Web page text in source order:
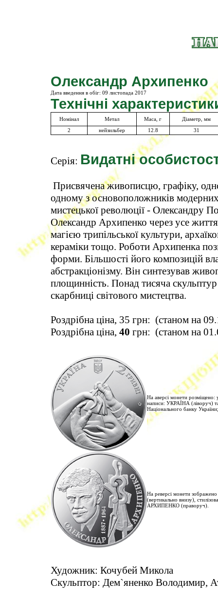
Олександр Архипенко
Дата введення в обіг: 09 листопада 2017
Технічні
Номінал Метал Маса, г
Діаметр, мм
2
нейзильбер 12.8 31
Серія: Видатні
Присвячена живописцю, графіку,
одному з основоположників
мистецької революції - Олександру
Олександр Архипенко через усе життя
магією трипільської культури,
кераміки тощо. Роботи Архипенка
форми. Більшості його композицій
абстракціонізму. Він синтезував
площинність. Понад тисяча
скарбниці світового мистецтва.
Роздрібна ціна, 35 грн: (станом на
Роздрібна ціна, 40 грн: (станом на
На аверсі монети розміщено:
написи: УКРАЇНА (ліворуч)
Національного банку
На реверсі монети
(вертикально внизу),
АРХИПЕНКО (праворуч).
Художник: Кочубей Микола
Скульптор: Дем`яненко Володимир,